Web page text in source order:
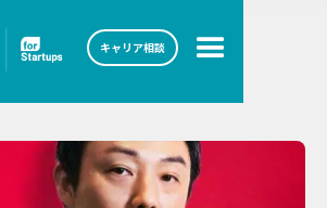
キャリア相談